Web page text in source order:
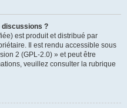
discussions ?
est produit et distribué par
Il est rendu accessible sous
2 (GPL-2.0) » et peut être
veuillez consulter la rubrique